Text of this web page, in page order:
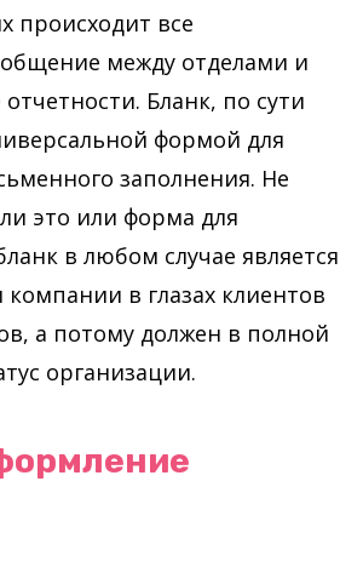
происходит все
между отделами и
Бланк, по сути
формой для
заполнения. Не
это или форма для
в любом случае является
в глазах клиентов
а потому должен в полной
организации.